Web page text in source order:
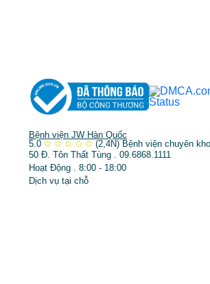
Bệnh viện JW Hàn Quốc
5.0 ✩ ✩ ✩ ✩ ✩ (2,4N) Bệnh viện chuyên
50 Đ. Tôn Thất Tùng . 09.6868.1111
Hoạt Động . 8:00 - 18:00
Dịch vụ tại chỗ